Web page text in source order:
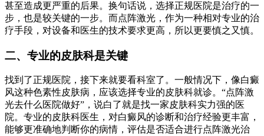
甚至造成更严重的后果。换句话说，选择正规医院是治疗的一
步，也是较关键的一步。而点阵激光，作为一种相对专业的治
疗手段，对设备和医生的技术要求更高，所以更要慎之又慎。
二、专业的皮肤科是关键
找到了正规医院，接下来就要看科室了。一般情况下，像白癜
风这种色素性皮肤病，应该选择专业的皮肤科就诊。“点阵激
光去什么医院做好”，说白了就是找一家皮肤科实力强的医
院。专业的皮肤科医生，对白癜风的诊断和治疗经验更丰富，
能够更准确地判断你的病情，评估是否适合进行点阵激光治